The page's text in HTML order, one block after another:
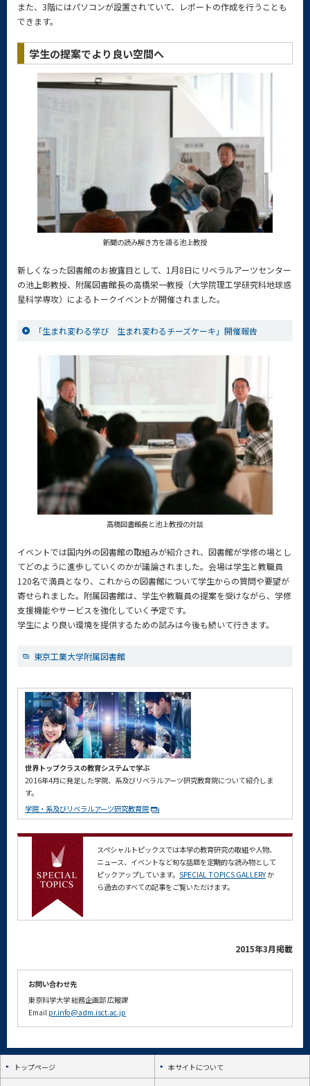
また、3階にはパソコンが設置されていて、レポートの作成を行うことも
できます。
学生の提案でより良い空間へ
新聞の読み解き方を語る池上教授
新しくなった図書館のお披露目として、1月8日にリベラルアーツセンター
の池上彰教授、附属図書館長の高橋栄一教授（大学院理工学研究科地球惑
星科学専攻）によるトークイベントが開催されました。
「生まれ変わる学び 生まれ変わるチーズケーキ」開催報告
高橋図書館長と池上教授の対談
イベントでは国内外の図書館の取組みが紹介され、図書館が学修の場とし
てどのように進歩していくのかが議論されました。会場は学生と教職員
120名で満員となり、これからの図書館について学生からの質問や要望が
寄せられました。附属図書館は、学生や教職員の提案を受けながら、学修
支援機能やサービスを強化していく予定です。
学生により良い環境を提供するための試みは今後も続いて行きます。
東京工業大学附属図書館
世界トップクラスの教育システムで学ぶ
2016年4月に発足した学院、系及びリベラルアーツ研究教育院について紹介しま
す。
学院・系及びリベラルアーツ研究教育院
スペシャルトピックスでは本学の教育研究の取組や人物、
ニュース、イベントなど旬な話題を定期的な読み物として
ピックアップしています。 SPECIAL TOPICS GALLERYか
ら過去のすべての記事をご覧いただけます。
2015年3月掲載
お問い合わせ先
東京科学大学総務企画部広報課
Email pr.info@adm.isct.ac.jp
トップページ 本サイトについて